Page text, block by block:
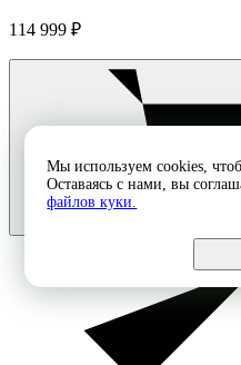
114 999 ₽
Мы используем cookies,
Оставаясь с нами, вы
файлов куки.